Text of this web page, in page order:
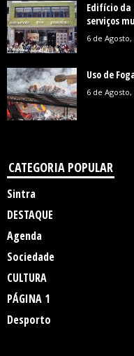
Edifício
serviços
6 de Agosto,
Uso de
6 de Agosto,
CATEGORIA POPULAR
Sintra
DESTAQUE
Agenda
Sociedade
CULTURA
PÁGINA 1
Desporto